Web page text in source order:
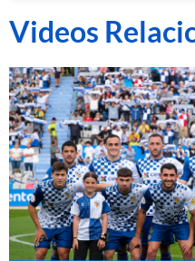
Videos